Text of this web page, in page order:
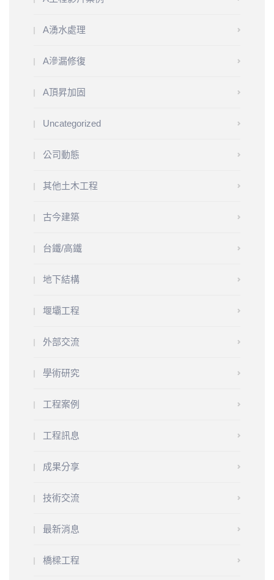
A湧水處理
A滲漏修復
A頂昇加固
Uncategorized
公司動態
其他土木工程
古今建築
台鐵/高鐵
地下結構
堰壩工程
外部交流
學術研究
工程案例
工程訊息
成果分享
技術交流
最新消息
橋樑工程